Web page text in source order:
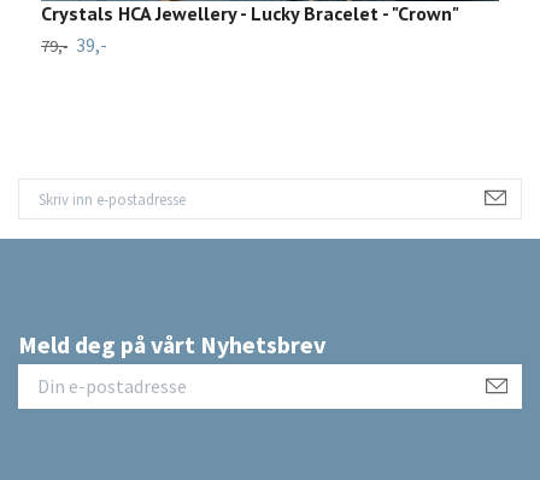
Crystals HCA Jewellery - Lucky Bracelet - "Crown"
79,- 39,-
Meld deg på vårt Nyhetsbrev